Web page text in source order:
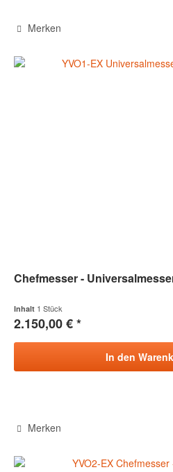
Merken
Chefmesser -
Inhalt 1 Stück
2.150,00 € *
In den
Merken